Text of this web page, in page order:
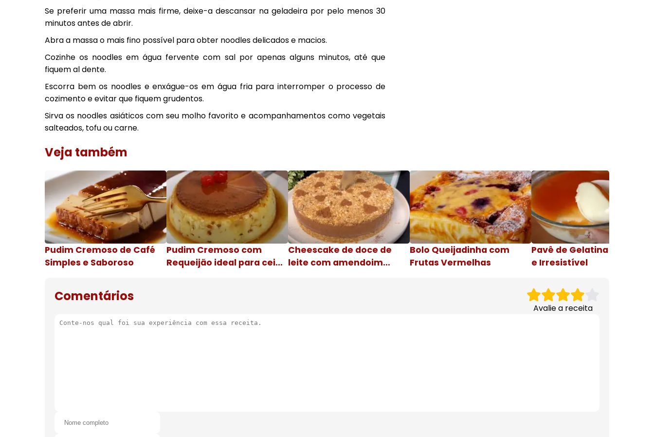
Se preferir uma massa mais firme, deixe-a descansar na geladeira por pelo menos 30
minutos antes de abrir.
Abra a massa o mais fino possível para obter noodles delicados e macios.
Cozinhe os noodles em água fervente com sal por apenas alguns minutos, até que
fiquem al dente.
Escorra bem os noodles e enxágue-os em água fria para interromper o processo de
cozimento e evitar que fiquem grudentos.
Sirva os noodles asiáticos com seu molho favorito e acompanhamentos como vegetais
salteados, tofu ou carne.
Veja também
Pudim Cremoso de Café
Simples e Saboroso
Pudim Cremoso com
Requeijão ideal para ceia
Cheescake de doce de
leite com amendoim
Bolo Queijadinha com
Frutas Vermelhas
Pavê de Gelatina Cremosa
e Irresistível
Comentários
Avalie a receita